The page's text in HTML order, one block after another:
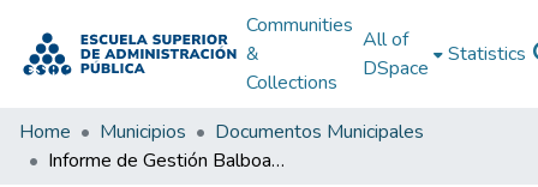
Communities
&
Collections
All of
DSpace
Statistics
Home Municipios
Documentos Municipales
Informe de Gestión Balboa Cauca 2012: IG Balboa Cauca 2012